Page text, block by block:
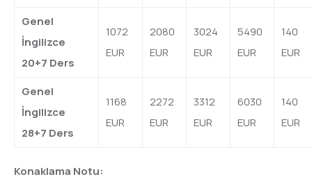
Genel
İngilizce
20+7 Ders
1072
EUR
2080
EUR
3024
EUR
5490
EUR
140
EUR
Genel
İngilizce
28+7 Ders
1168
EUR
2272
EUR
3312
EUR
6030
EUR
140
EUR
Konaklama Notu: